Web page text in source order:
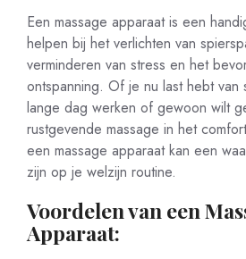
Een massage apparaat is een
helpen bij het verlichten van
verminderen van stress en het
ontspanning. Of je nu last hebt van
lange dag werken of gewoon wilt
rustgevende massage in het
een massage apparaat kan een
zijn op je welzijn routine.
Voordelen van een
Apparaat: